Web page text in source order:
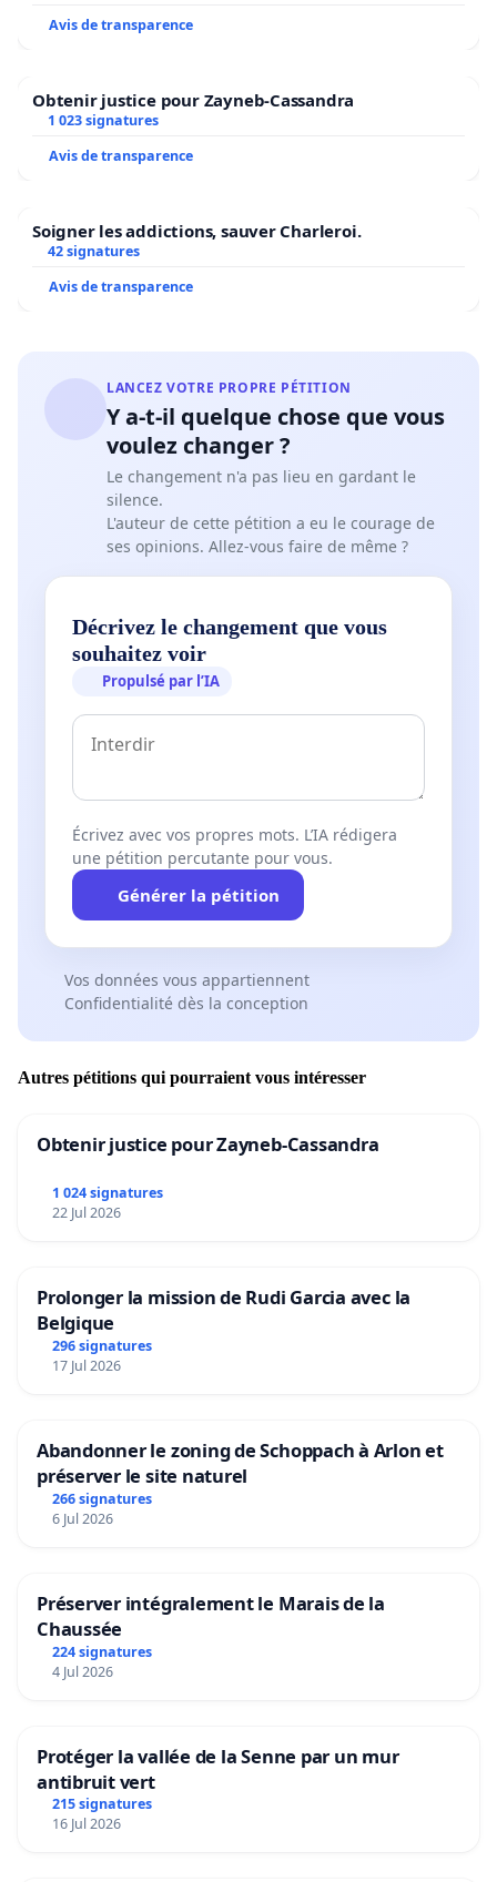
Avis de transparence
Obtenir justice pour Zayneb-Cassandra
1 023 signatures
Avis de transparence
Soigner les addictions, sauver Charleroi.
42 signatures
Avis de transparence
LANCEZ VOTRE PROPRE PÉTITION
Y a-t-il quelque chose que vous
voulez changer ?
Le changement n'a pas lieu en gardant le
silence.
L'auteur de cette pétition a eu le courage de
ses opinions. Allez-vous faire de même ?
Décrivez le changement que vous
souhaitez voir
Propulsé par l’IA
Écrivez avec vos propres mots. L’IA rédigera
une pétition percutante pour vous.
Générer la pétition
Vos données vous appartiennent
Confidentialité dès la conception
Autres pétitions qui pourraient vous intéresser
Obtenir justice pour Zayneb-Cassandra
1 024 signatures
22 Jul 2026
Prolonger la mission de Rudi Garcia avec la
Belgique
296 signatures
17 Jul 2026
Abandonner le zoning de Schoppach à Arlon et
préserver le site naturel
266 signatures
6 Jul 2026
Préserver intégralement le Marais de la
Chaussée
224 signatures
4 Jul 2026
Protéger la vallée de la Senne par un mur
antibruit vert
215 signatures
16 Jul 2026